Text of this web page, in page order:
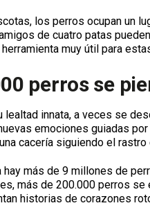
los perros ocupan un
de cuatro patas
muy útil para
perros se
lealtad innata, a veces se
emociones guiadas
cacería siguiendo el rastro
hay más de 9 millones de
más de 200.000 perros
historias de corazones